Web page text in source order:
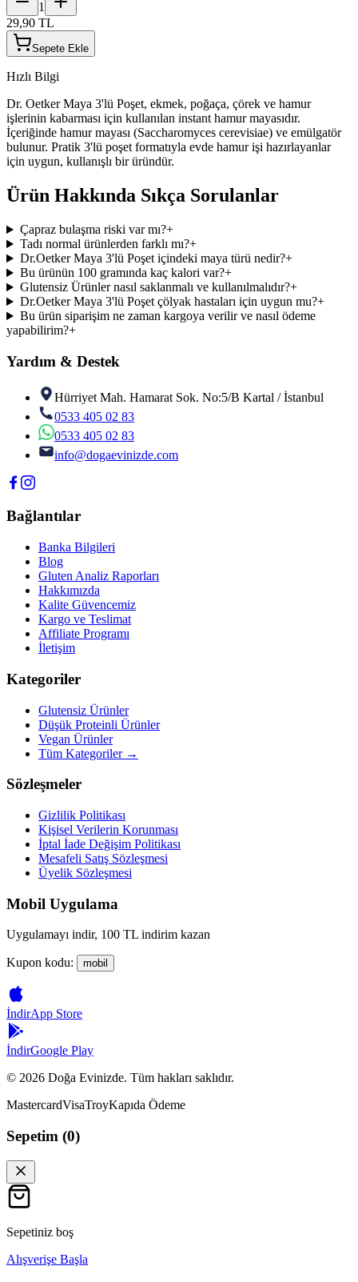
1
29,90 TL
Sepete Ekle
Hızlı Bilgi
Dr. Oetker Maya 3'lü Poşet, ekmek, poğaça, çörek ve hamur
işlerinin kabarması için kullanılan instant hamur mayasıdır.
İçeriğinde hamur mayası (Saccharomyces cerevisiae) ve emülgatör
bulunur. Pratik 3'lü poşet formatıyla evde hamur işi hazırlayanlar
için uygun, kullanışlı bir üründür.
Ürün Hakkında Sıkça Sorulanlar
Çapraz bulaşma riski var mı?+
Tadı normal ürünlerden farklı mı?+
Dr.Oetker Maya 3'lü Poşet içindeki maya türü nedir?+
Bu ürünün 100 gramında kaç kalori var?+
Glutensiz Ürünler nasıl saklanmalı ve kullanılmalıdır?+
Dr.Oetker Maya 3'lü Poşet çölyak hastaları için uygun mu?+
Bu ürün siparişim ne zaman kargoya verilir ve nasıl ödeme
yapabilirim?+
Yardım & Destek
Hürriyet Mah. Hamarat Sok. No:5/B Kartal / İstanbul
0533 405 02 83
0533 405 02 83
info@dogaevinizde.com
Bağlantılar
Banka Bilgileri
Blog
Gluten Analiz Raporları
Hakkımızda
Kalite Güvencemiz
Kargo ve Teslimat
Affiliate Programı
İletişim
Kategoriler
Glutensiz Ürünler
Düşük Proteinli Ürünler
Vegan Ürünler
Tüm Kategoriler →
Sözleşmeler
Gizlilik Politikası
Kişisel Verilerin Korunması
İptal İade Değişim Politikası
Mesafeli Satış Sözleşmesi
Üyelik Sözleşmesi
Mobil Uygulama
Uygulamayı indir, 100 TL indirim kazan
Kupon kodu: mobil
İndirApp Store
İndirGoogle Play
© 2026 Doğa Evinizde. Tüm hakları saklıdır.
MastercardVisaTroyKapıda Ödeme
Sepetim (0)
Sepetiniz boş
Alışverişe Başla